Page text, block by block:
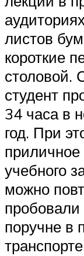
листов
короткие
столовой.
студент
34 часа в
год. При
учебного
можно
пробовали
поручне в